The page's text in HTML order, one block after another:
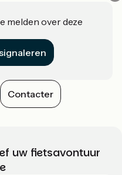
melden over deze
Contacter
uw fietsavontuur